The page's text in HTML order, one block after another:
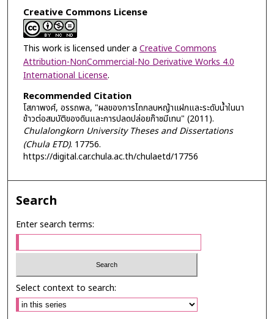
Creative Commons License
This work is licensed under a Creative Commons
Attribution-NonCommercial-No Derivative Works 4.0
International License.
Recommended Citation
โสภาพงศ์, อรรถพล, "ผลของการไถกลบหญ้าแฝกและระดับน้ำในนา
ข้าวต่อสมบัติของดินและการปลดปล่อยก๊าซมีเทน" (2011).
Chulalongkorn University Theses and Dissertations
(Chula ETD). 17756.
https://digital.car.chula.ac.th/chulaetd/17756
Search
Enter search terms:
Select context to search: